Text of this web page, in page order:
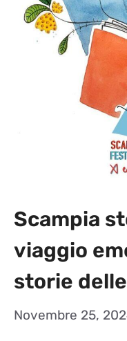
Scampia
viaggio
storie
Novembre 25,